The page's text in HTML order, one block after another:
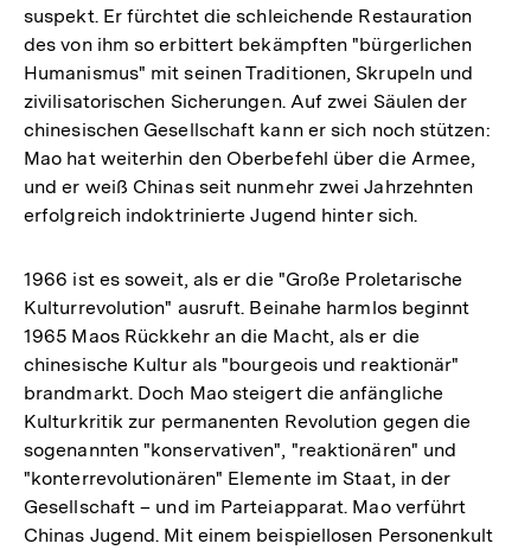
suspekt. Er fürchtet die schleichende Restauration
des von ihm so erbittert bekämpften "bürgerlichen
Humanismus" mit seinen Traditionen, Skrupeln und
zivilisatorischen Sicherungen. Auf zwei Säulen der
chinesischen Gesellschaft kann er sich noch stützen:
Mao hat weiterhin den Oberbefehl über die Armee,
und er weiß Chinas seit nunmehr zwei Jahrzehnten
erfolgreich indoktrinierte Jugend hinter sich.
1966 ist es soweit, als er die "Große Proletarische
Kulturrevolution" ausruft. Beinahe harmlos beginnt
1965 Maos Rückkehr an die Macht, als er die
chinesische Kultur als "bourgeois und reaktionär"
brandmarkt. Doch Mao steigert die anfängliche
Kulturkritik zur permanenten Revolution gegen die
sogenannten "konservativen", "reaktionären" und
"konterrevolutionären" Elemente im Staat, in der
Gesellschaft – und im Parteiapparat. Mao verführt
Chinas Jugend. Mit einem beispiellosen Personenkult